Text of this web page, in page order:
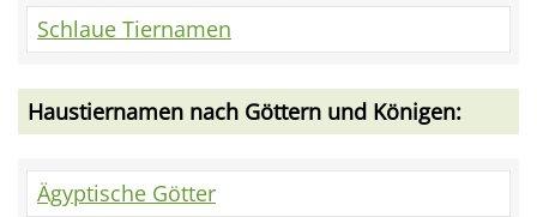
Schlaue Tiernamen
Haustiernamen nach Göttern und Königen:
Ägyptische Götter